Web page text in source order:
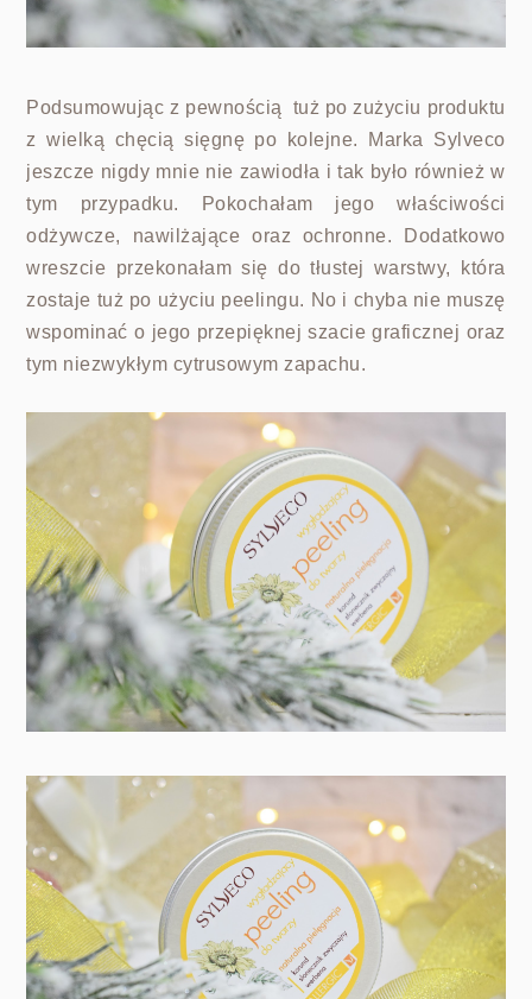
Podsumowując z pewnością tuż po zużyciu produktu
z wielką chęcią sięgnę po kolejne. Marka Sylveco
jeszcze nigdy mnie nie zawiodła i tak było również w
tym przypadku. Pokochałam jego właściwości
odżywcze, nawilżające oraz ochronne. Dodatkowo
wreszcie przekonałam się do tłustej warstwy, która
zostaje tuż po użyciu peelingu. No i chyba nie muszę
wspominać o jego przepięknej szacie graficznej oraz
tym niezwykłym cytrusowym zapachu.